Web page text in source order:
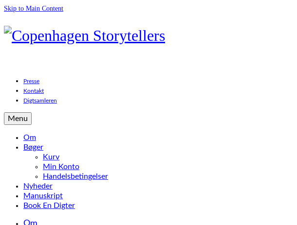
Skip to Main Content
Presse
Kontakt
Digtsamleren
Menu
Om
Bøger
Kurv
Min Konto
Handelsbetingelser
Nyheder
Manuskript
Book En Digter